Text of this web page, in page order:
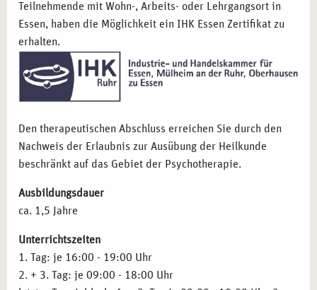
Supervision,die systemische Impulse suchen.
Menschen mit eigener Lebenserfahrung,die daraus
neue Berufsperspektiven gestalten wollen.
BERUFLICHE CHANCEN DURCH DIE
AUSBILDUNG IN SYSTEMISCHER THERAPIE IN
STUTTGART
Systemisches Denken und Arbeiten ist in vielen
Berufsfeldern einsetzbar:
Systemische Beratung in sozialen und therapeutischen
Einrichtungen:
Beratungsstellen, Kliniken oder sozialen Organisationen
Teilnehmende mit Wohn-, Arbeits- oder Lehrgangsort in
Essen, haben die Möglichkeit ein IHK Essen Zertifikat zu
erhalten.
Den therapeutischen Abschluss erreichen Sie durch den
Nachweis der Erlaubnis zur Ausübung der Heilkunde
beschränkt auf das Gebiet der Psychotherapie.
Ausbildungsdauer
ca. 1,5 Jahre
Unterrichtszeiten
1. Tag: je 16:00 - 19:00 Uhr
2. + 3. Tag: je 09:00 - 18:00 Uhr